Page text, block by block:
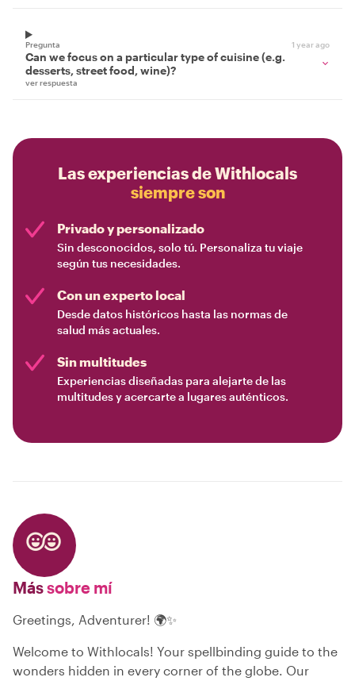
Pregunta 1 year ago
Can we focus on a particular type of cuisine (e.g.
desserts, street food, wine)?
ver respuesta
Las experiencias de Withlocals
siempre son
Privado y personalizado
Sin desconocidos, solo tú. Personaliza tu viaje
según tus necesidades.
Con un experto local
Desde datos históricos hasta las normas de
salud más actuales.
Sin multitudes
Experiencias diseñadas para alejarte de las
multitudes y acercarte a lugares auténticos.
Mássobre mí
Greetings, Adventurer! 🌍✨
Welcome to Withlocals! Your spellbinding guide to the
wonders hidden in every corner of the globe. Our